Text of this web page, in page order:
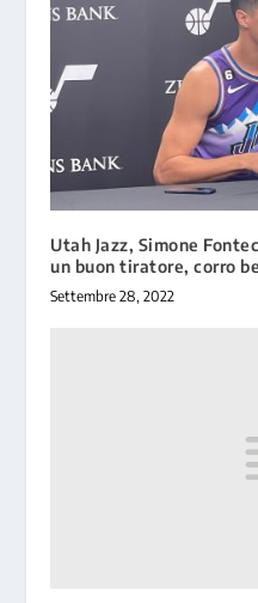
Utah Jazz, Simone
un buon tiratore, corro
Settembre 28, 2022